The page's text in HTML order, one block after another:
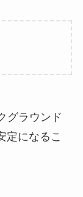
グラウンド
定になるこ